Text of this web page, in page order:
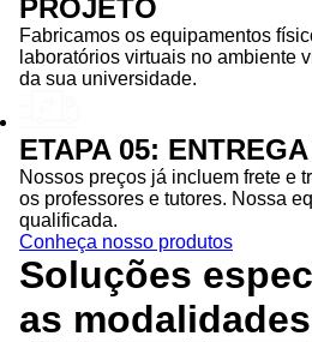
PROJETO
Fabricamos os equipamentos
laboratórios virtuais no ambiente
da sua universidade.
ETAPA 05:
Nossos preços já incluem frete e
os professores e tutores. Nossa
qualificada.
Conheça nosso produtos
Soluções
as